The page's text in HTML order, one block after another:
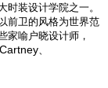
装设计学院之一。
前卫的风格为世界范
家喻户晓设计师，